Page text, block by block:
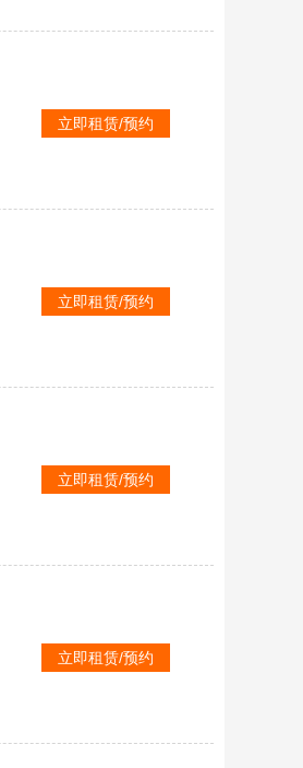
立即租赁/预约
立即租赁/预约
立即租赁/预约
立即租赁/预约